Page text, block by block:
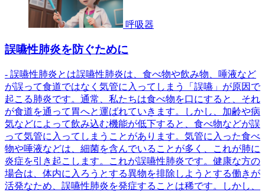
呼吸器
誤嚥性肺炎を防ぐために
- 誤嚥性肺炎とは誤嚥性肺炎は、食べ物や飲み物、唾液など
が誤って食道ではなく気管に入ってしまう「誤嚥」が原因で
起こる肺炎です。通常、私たちは食べ物を口にすると、それ
が食道を通って胃へと運ばれていきます。しかし、加齢や病
気などによって飲み込む機能が低下すると、食べ物などが誤
って気管に入ってしまうことがあります。気管に入った食べ
物や唾液などは、細菌を含んでいることが多く、これが肺に
炎症を引き起こします。これが誤嚥性肺炎です。健康な方の
場合は、体内に入ろうとする異物を排除しようとする働きが
活発なため、誤嚥性肺炎を発症することは稀です。しかし、